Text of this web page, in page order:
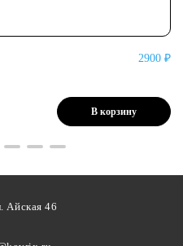
2900 ₽
В корзину
Айская 46